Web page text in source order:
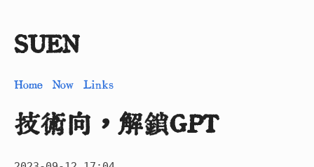
SUEN
Home Now Links
技術向，解鎖GPT